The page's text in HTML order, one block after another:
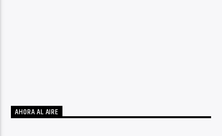
AHORA AL AIRE